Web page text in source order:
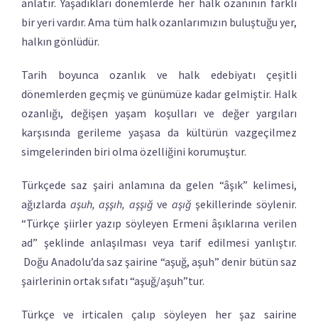
bir yeri vardır. Ama tüm halk ozanlarımızın buluştuğu yer,
halkın gönlüdür.
Tarih boyunca ozanlık ve halk edebiyatı çeşitli
dönemlerden geçmiş ve günümüze kadar gelmiştir. Halk
ozanlığı, değişen yaşam koşulları ve değer yargıları
karşısında gerileme yaşasa da kültürün vazgeçilmez
simgelerinden biri olma özelliğini korumuştur.
Türkçede saz şairi anlamına da gelen “âşık” kelimesi,
ağızlarda aşuh, aşşıh, aşşığ ve aşığ şekillerinde söylenir.
“Türkçe şiirler yazıp söyleyen Ermeni âşıklarına verilen
ad” şeklinde anlaşılması veya tarif edilmesi yanlıştır.
Doğu Anadolu’da saz şairine “aşuğ, aşuh” denir bütün saz
şairlerinin ortak sıfatı “aşuğ/aşuh”tur.
Türkçe ve irticalen çalıp söyleyen her şaz sairine